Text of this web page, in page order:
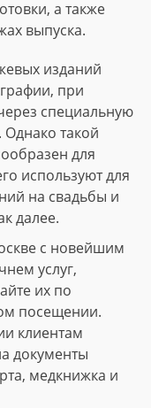
а также
выпуска.
изданий
при
специальную
Однако такой
для
используют для
на свадьбы и
далее.
с новейшим
услуг,
их по
посещении.
клиентам
документы
медкнижка и